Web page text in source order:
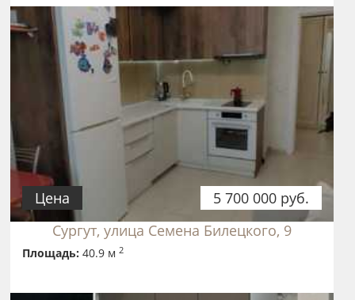
5 700 000 руб.
Цена
Сургут, улица Семена Билецкого, 9
Площадь: 40.9 м2